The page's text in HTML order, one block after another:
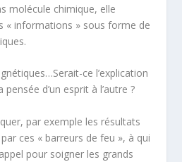
molécule chimique, elle
« informations » sous forme de
ce l’explication
d’un esprit à l’autre ?
par exemple les résultats
ces « barreurs de feu », à qui
pour soigner les grands